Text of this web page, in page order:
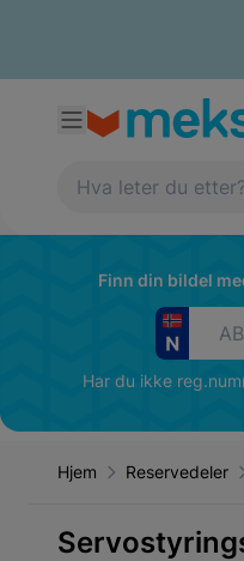
Finn din bildel
Har du ikke
Hjem Reservedeler